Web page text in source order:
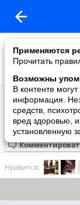
Применяются
Прочитать
Возможны
В контенте
информация.
средств,
вред здоровью,
установленную
Супер топ
добавил
15 июня
Милашки)
Нравится: